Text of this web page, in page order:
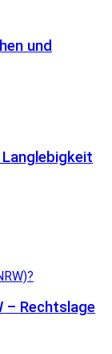
und
– Rechtslage